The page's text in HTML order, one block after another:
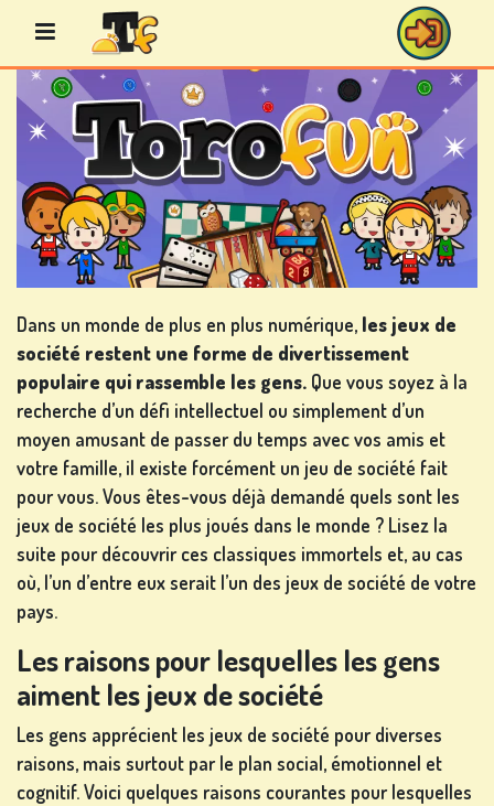
JEUX
DE
BINGO
JEUX
DE
JEUX
DE
CARTES
JEUX DE
LOTERIE
Aller
contenu
Dans un monde de plus en plus numérique, les jeux de
société restent une forme de divertissement
populaire qui rassemble les gens. Que vous soyez à la
recherche d’un défi intellectuel ou simplement d’un
moyen amusant de passer du temps avec vos amis et
votre famille, il existe forcément un jeu de société fait
pour vous. Vous êtes-vous déjà demandé quels sont les
jeux de société les plus joués dans le monde ? Lisez la
suite pour découvrir ces classiques immortels et, au cas
où, l’un d’entre eux serait l’un des jeux de société de votre
pays.
Les raisons pour lesquelles les gens
aiment les jeux de société
Les gens apprécient les jeux de société pour diverses
raisons, mais surtout par le plan social, émotionnel et
cognitif. Voici quelques raisons courantes pour lesquelles